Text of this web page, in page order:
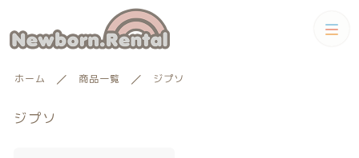
ホーム 商品一覧 ジプソ
ジプソ
カテゴリー